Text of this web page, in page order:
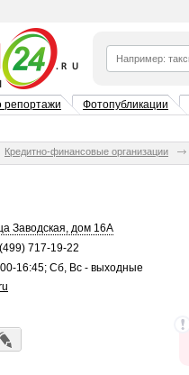
репортажи Фотопубликации
Кредитно-финансовые организации
Заводская, дом 16А
717-19-22
16:45; Сб, Вс - выходные